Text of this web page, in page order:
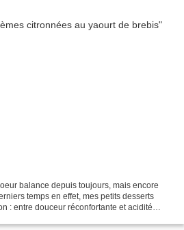
balance depuis toujours, mais encore
temps en effet, mes petits desserts
: entre douceur réconfortante et acidité